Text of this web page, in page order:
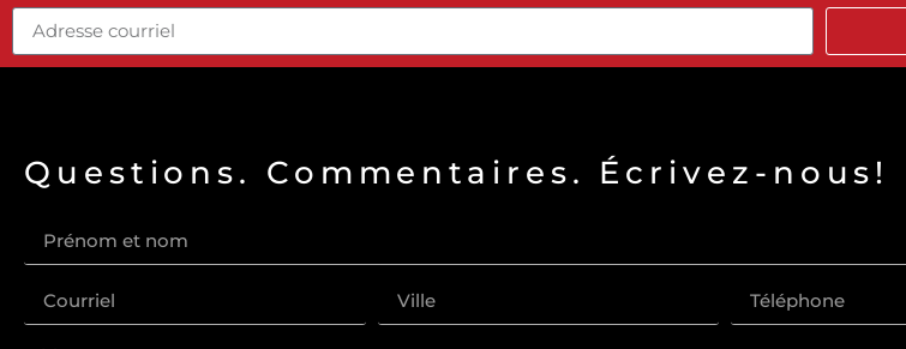
Questions. Commentaires. Écrivez-nous!